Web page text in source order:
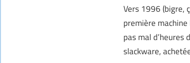
Vers 1996 (bigre,
première
pas mal
slackware,